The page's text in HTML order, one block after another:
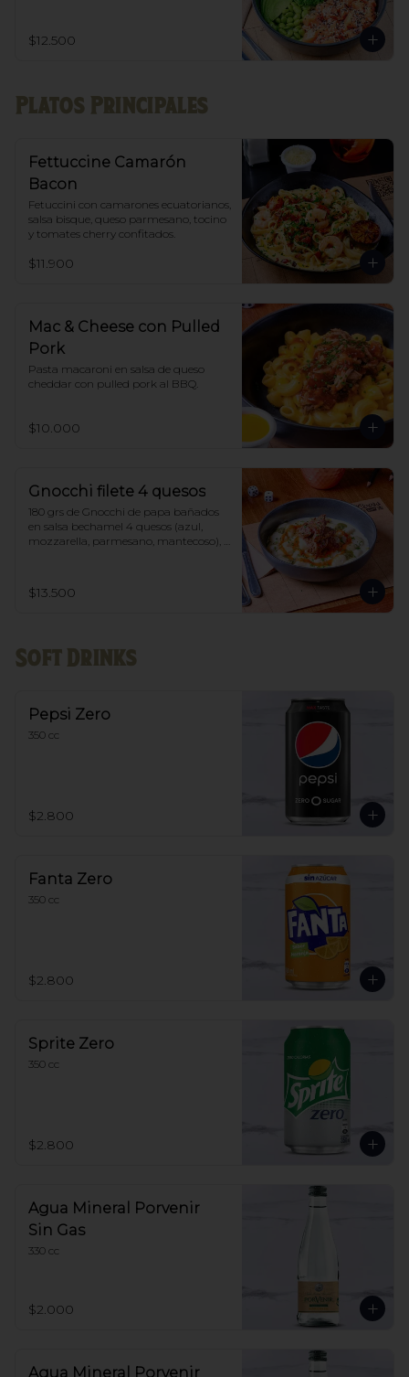
$12.500
Platos Principales
Fettuccine Camarón
Bacon
Fetuccini con camarones ecuatorianos,
salsa bisque, queso parmesano, tocino
y tomates cherry confitados.
$11.900
Mac & Cheese con Pulled
Pork
Pasta macaroni en salsa de queso
cheddar con pulled pork al BBQ.
$10.000
Gnocchi filete 4 quesos
180 grs de Gnocchi de papa bañados
en salsa bechamel 4 quesos (azul,
mozzarella, parmesano, mantecoso),
champiñon
$13.500
Soft Drinks
Pepsi Zero
350 cc
$2.800
Fanta Zero
350 cc
$2.800
Sprite Zero
350 cc
$2.800
Agua Mineral Porvenir
Sin Gas
330 cc
$2.000
Agua Mineral Porvenir